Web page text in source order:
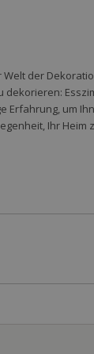
der
Erfahrung, um
Ihr